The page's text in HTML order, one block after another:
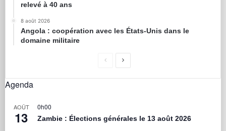
relevé à 40 ans
8 août 2026
Angola : coopération avec les États-Unis dans le
domaine militaire
Agenda
AOÛT
13
0h00
Zambie : Élections générales le 13 août 2026